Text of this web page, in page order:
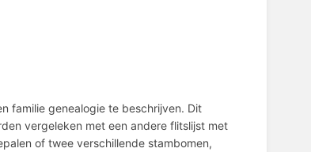
familie genealogie te beschrijven. Dit
vergeleken met een andere flitslijst met
of twee verschillende stambomen,